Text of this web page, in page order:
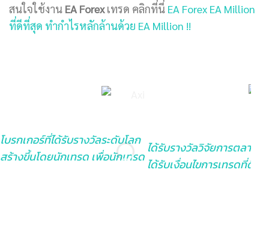
สนใจใช้งาน EA Forexเทรด คลิกที่นี่ EA Forex EA Million
ที่ดีที่สุด ทำกำไรหลักล้านด้วย EA Million !!
โบรกเกอร์ที่ได้รับรางวัลระดับโลก
สร้างขึ้นโดยนักเทรด เพื่อนักเทรด
ได้รับรางวัลวิจัยการตลาด
ได้รับเงื่อนไขการเทรดที่ดีที่